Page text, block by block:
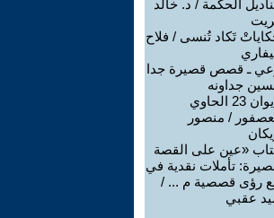
الحكمة / د. خالد
تَكاد تُنسى / فلاح
ـ قصص قصيرة جدا
جداونه
ديوان 23 الحاوي
/ منصور
«عين على القصة
تأملات نقدية في
رؤى قصصية م ... /
عقبي